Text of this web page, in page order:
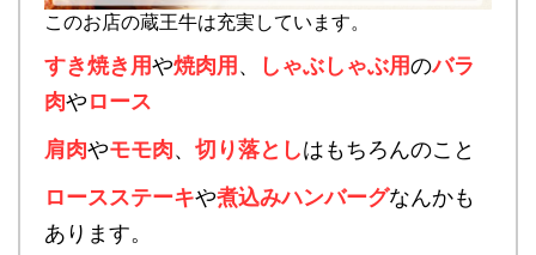
このお店の蔵王牛は充実しています。
すき焼き用や焼肉用 、 しゃぶしゃぶ用のバラ
肉やロース
肩肉やモモ肉、 切り落としはもちろんのこと
ロースステーキや煮込みハンバーグなんかも
あります。